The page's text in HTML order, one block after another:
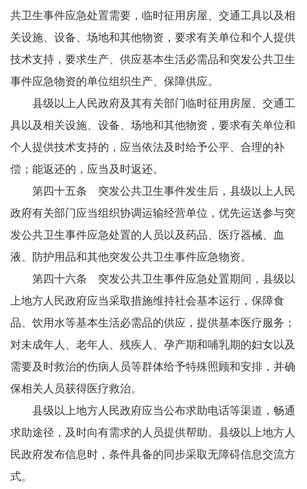
共卫生事件应急处置需要，临时征用房屋、交通工具以及相
关设施、设备、场地和其他物资，要求有关单位和个人提供
技术支持，要求生产、供应基本生活必需品和突发公共卫生
事件应急物资的单位组织生产、保障供应。
县级以上人民政府及其有关部门临时征用房屋、交通工
具以及相关设施、设备、场地和其他物资，要求有关单位和
个人提供技术支持的，应当依法及时给予公平、合理的补
偿；能返还的，应当及时返还。
第四十五条 突发公共卫生事件发生后，县级以上人民
政府有关部门应当组织协调运输经营单位，优先运送参与突
发公共卫生事件应急处置的人员以及药品、医疗器械、血
液、防护用品和其他突发公共卫生事件应急物资。
第四十六条 突发公共卫生事件应急处置期间，县级以
上地方人民政府应当采取措施维持社会基本运行，保障食
品、饮用水等基本生活必需品的供应，提供基本医疗服务；
对未成年人、老年人、残疾人、孕产期和哺乳期的妇女以及
需要及时救治的伤病人员等群体给予特殊照顾和安排，并确
保相关人员获得医疗救治。
县级以上地方人民政府应当公布求助电话等渠道，畅通
求助途径，及时向有需求的人员提供帮助。县级以上地方人
民政府发布信息时，条件具备的同步采取无障碍信息交流方
式。